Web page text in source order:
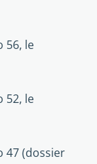
56, le
52, le
47 (dossier